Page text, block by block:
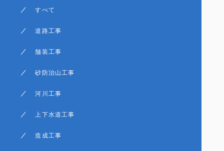
すべて
道路工事
舗装工事
砂防治山工事
河川工事
上下水道工事
造成工事